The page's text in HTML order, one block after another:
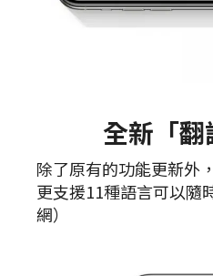
全新「
除了原有的功能更新外
更支援11種語言可以隨
網）